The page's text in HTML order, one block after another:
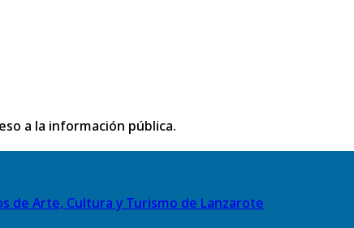
a la información pública.
de Arte, Cultura y Turismo de Lanzarote